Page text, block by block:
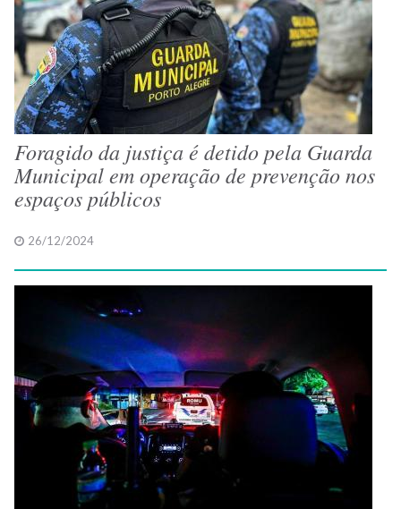
Foragido da justiça é detido pela Guarda
Municipal em operação de prevenção nos
espaços públicos
26/12/2024